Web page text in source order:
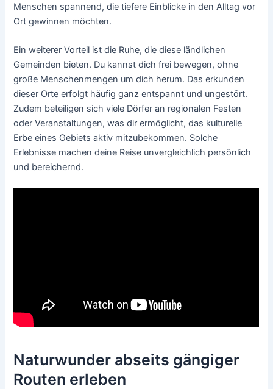
Menschen spannend, die tiefere Einblicke in den Alltag vor
Ort gewinnen möchten.
Ein weiterer Vorteil ist die Ruhe, die diese ländlichen
Gemeinden bieten. Du kannst dich frei bewegen, ohne
große Menschenmengen um dich herum. Das erkunden
dieser Orte erfolgt häufig ganz entspannt und ungestört.
Zudem beteiligen sich viele Dörfer an regionalen Festen
oder Veranstaltungen, was dir ermöglicht, das kulturelle
Erbe eines Gebiets aktiv mitzubekommen. Solche
Erlebnisse machen deine Reise unvergleichlich persönlich
und bereichernd.
Naturwunder abseits gängiger
Routen erleben